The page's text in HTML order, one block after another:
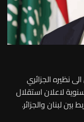
نظيره الجزائري
لاعلان استقلال
لبنان والجزائر.